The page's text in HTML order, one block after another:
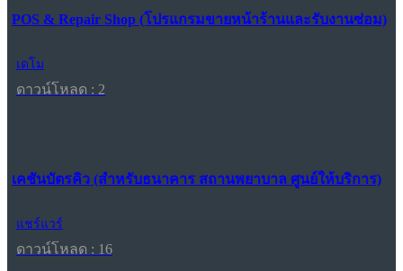
POS & Repair Shop (โปรแกรมขายหน้าร้านและรับงานซ่อม)
เดโม
ดาวน์โหลด : 2
เคชันบัตรคิว (สำหรับธนาคาร สถานพยาบาล ศูนย์ให้บริการ)
แชร์แวร์
ดาวน์โหลด : 16